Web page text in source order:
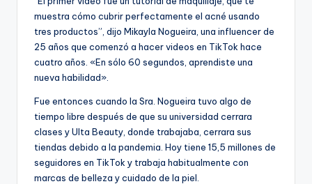
muestra cómo cubrir perfectamente el acné usando
tres productos”, dijo Mikayla Nogueira, una influencer de
25 años que comenzó a hacer videos en TikTok hace
cuatro años. «En sólo 60 segundos, aprendiste una
nueva habilidad».
Fue entonces cuando la Sra. Nogueira tuvo algo de
tiempo libre después de que su universidad cerrara
clases y Ulta Beauty, donde trabajaba, cerrara sus
tiendas debido a la pandemia. Hoy tiene 15,5 millones de
seguidores en TikTok y trabaja habitualmente con
marcas de belleza y cuidado de la piel.